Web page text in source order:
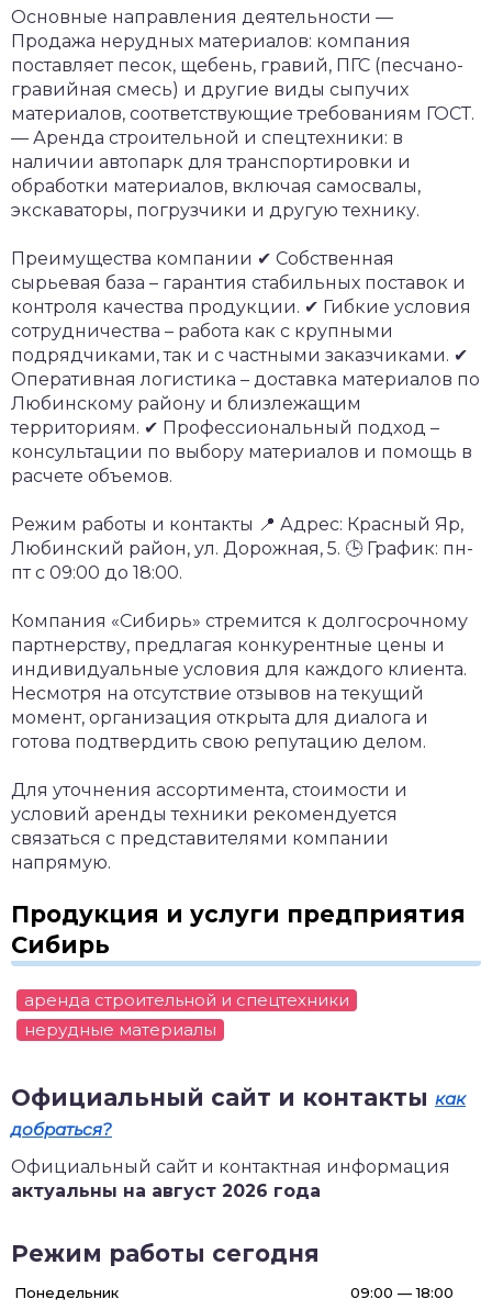
Основные направления деятельности —
Продажа нерудных материалов: компания
поставляет песок, щебень, гравий, ПГС (песчано-
гравийная смесь) и другие виды сыпучих
материалов, соответствующие требованиям ГОСТ.
— Аренда строительной и спецтехники: в
наличии автопарк для транспортировки и
обработки материалов, включая самосвалы,
экскаваторы, погрузчики и другую технику.
Преимущества компании ✔ Собственная
сырьевая база – гарантия стабильных поставок и
контроля качества продукции. ✔ Гибкие условия
сотрудничества – работа как с крупными
подрядчиками, так и с частными заказчиками. ✔
Оперативная логистика – доставка материалов по
Любинскому району и близлежащим
территориям. ✔ Профессиональный подход –
консультации по выбору материалов и помощь в
расчете объемов.
Режим работы и контакты 📍 Адрес: Красный Яр,
Любинский район, ул. Дорожная, 5. 🕒 График: пн-
пт с 09:00 до 18:00.
Компания «Сибирь» стремится к долгосрочному
партнерству, предлагая конкурентные цены и
индивидуальные условия для каждого клиента.
Несмотря на отсутствие отзывов на текущий
момент, организация открыта для диалога и
готова подтвердить свою репутацию делом.
Для уточнения ассортимента, стоимости и
условий аренды техники рекомендуется
связаться с представителями компании
напрямую.
Продукция и услуги предприятия
Сибирь
аренда строительной и спецтехники
нерудные материалы
Официальный сайт и контакты как
добраться?
Официальный сайт и контактная информация
актуальны на август 2026 года
Режим работы сегодня
Понедельник 09:00 — 18:00